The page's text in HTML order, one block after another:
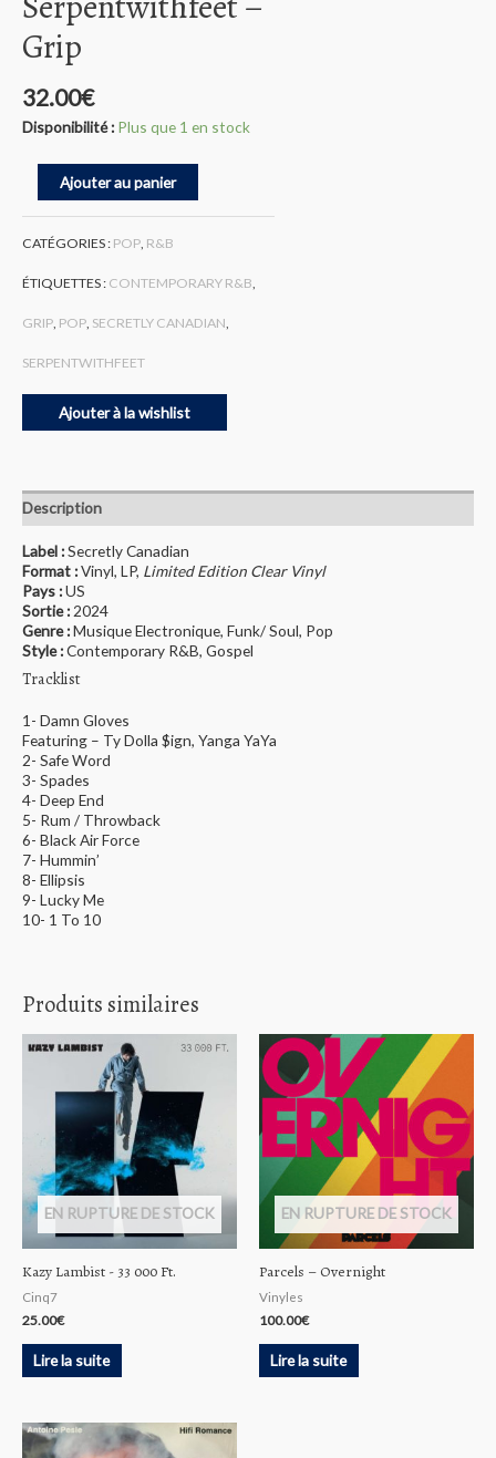
Grip
32.00€
Disponibilité : Plus que 1 en stock
quantité
Serpentwithfeet
Grip
Ajouter au panier
CATÉGORIES : POP R&B
ÉTIQUETTES : CONTEMPORARY R&B
GRIP POP SECRETLY CANADIAN
SERPENTWITHFEET
Ajouter à la wishlist
Description
Label :Secretly Canadian
Format :Vinyl, LP, Limited Edition Clear Vinyl
Pays :US
Sortie : 2024
Genre :Musique Electronique, Funk/ Soul, Pop
Style :Contemporary R&B, Gospel
Tracklist
1- Damn Gloves
Featuring – Ty Dolla $ign, Yanga YaYa
2- Safe Word
3- Spades
4- Deep End
5- Rum / Throwback
6- Black Air Force
7- Hummin’
8- Ellipsis
9- Lucky Me
10- 1 To 10
Produits similaires
EN RUPTURE DE STOCK
Kazy Lambist ‎- 33 000 Ft.
Cinq7
25.00€
Lire la suite
EN RUPTURE DE STOCK
Parcels – Overnight
Vinyles
100.00€
Lire la suite